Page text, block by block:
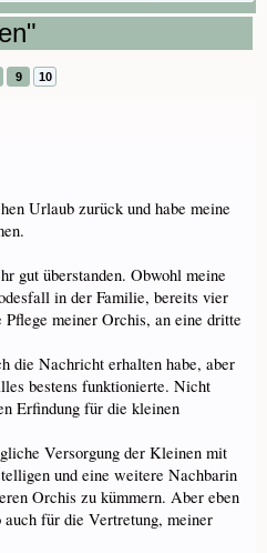
9 10
Urlaub zurück und habe meine
gut überstanden. Obwohl meine
in der Familie, bereits vier
meiner Orchis, an eine dritte
die Nachricht erhalten habe, aber
bestens funktionierte. Nicht
Erfindung für die kleinen
Versorgung der Kleinen mit
und eine weitere Nachbarin
Orchis zu kümmern. Aber eben
für die Vertretung, meiner